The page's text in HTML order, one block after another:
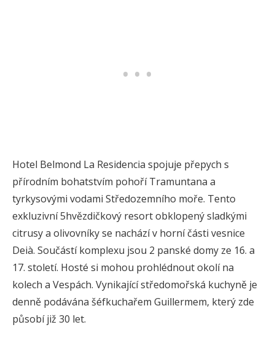
Hotel Belmond La Residencia spojuje přepych s
přírodním bohatstvím pohoří Tramuntana a
tyrkysovými vodami Středozemního moře. Tento
exkluzivní 5hvězdičkový resort obklopený sladkými
citrusy a olivovníky se nachází v horní části vesnice
Deià. Součástí komplexu jsou 2 panské domy ze 16. a
17. století. Hosté si mohou prohlédnout okolí na
kolech a Vespách. Vynikající středomořská kuchyně je
denně podávána šéfkuchařem Guillermem, který zde
působí již 30 let.